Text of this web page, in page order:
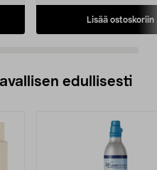
Lisää ostoskoriin
edullisesti